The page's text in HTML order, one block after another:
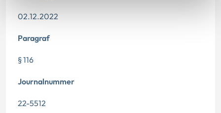
02.12.2022
Paragraf
§ 116
Journalnummer
22-5512